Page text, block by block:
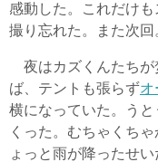
感動した。これだけ
撮り忘れた。また次回
夜はカズくんたちが
ば、テントも張らずオ
横になっていた。う
くった。むちゃくち
ょっと雨が降ったせ